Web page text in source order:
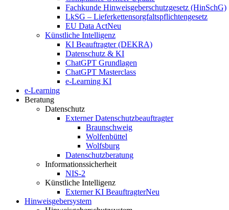
Fachkunde Hinweisgeberschutzgesetz (HinSchG)
LkSG – Lieferkettensorgfaltspflichtengesetz
EU Data ActNeu
Künstliche Intelligenz
KI Beauftragter (DEKRA)
Datenschutz & KI
ChatGPT Grundlagen
ChatGPT Masterclass
e-Learning KI
e-Learning
Beratung
Datenschutz
Externer Datenschutzbeauftragter
Braunschweig
Wolfenbüttel
Wolfsburg
Datenschutzberatung
Informationssicherheit
NIS-2
Künstliche Intelligenz
Externer KI BeauftragterNeu
Hinweisgebersystem